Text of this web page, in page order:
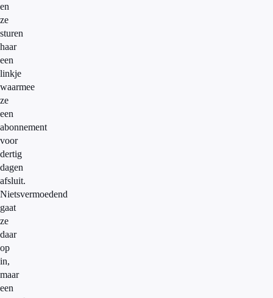
en
ze
sturen
haar
een
linkje
waarmee
ze
een
abonnement
voor
dertig
dagen
afsluit.
Nietsvermoedend
gaat
ze
daar
op
in,
maar
een